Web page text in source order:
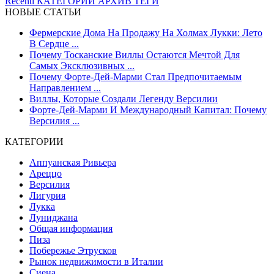
НОВЫЕ СТАТЬИ
Фермерские Дома На Продажу На Холмах Лукки: Лето
В Сердце ...
Почему Тосканские Виллы Остаются Мечтой Для
Самых Эксклюзивных ...
Почему Форте-Дей-Марми Стал Предпочитаемым
Направлением ...
Виллы, Которые Создали Легенду Версилии
Форте-Дей-Марми И Международный Капитал: Почему
Версилия ...
КАТЕГОРИИ
Аппуанская Ривьера
Ареццо
Версилия
Лигурия
Лукка
Луниджана
Общая информация
Пиза
Побережье Этрусков
Рынок недвижимости в Италии